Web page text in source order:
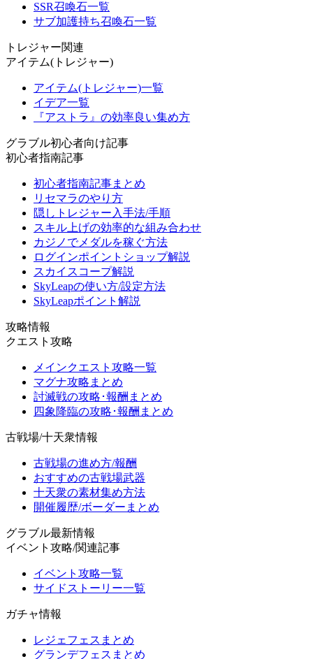
SSR召喚石一覧
サブ加護持ち召喚石一覧
トレジャー関連
アイテム(トレジャー)
アイテム(トレジャー)一覧
イデア一覧
『アストラ』の効率良い集め方
グラブル初心者向け記事
初心者指南記事
初心者指南記事まとめ
リセマラのやり方
隠しトレジャー入手法/手順
スキル上げの効率的な組み合わせ
カジノでメダルを稼ぐ方法
ログインポイントショップ解説
スカイスコープ解説
SkyLeapの使い方/設定方法
SkyLeapポイント解説
攻略情報
クエスト攻略
メインクエスト攻略一覧
マグナ攻略まとめ
討滅戦の攻略･報酬まとめ
四象降臨の攻略･報酬まとめ
古戦場/十天衆情報
古戦場の進め方/報酬
おすすめの古戦場武器
十天衆の素材集め方法
開催履歴/ボーダーまとめ
グラブル最新情報
イベント攻略/関連記事
イベント攻略一覧
サイドストーリー一覧
ガチャ情報
レジェフェスまとめ
グランデフェスまとめ